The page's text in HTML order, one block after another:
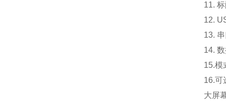
11.
12.
13.
14.
15.模
16.可
大屏